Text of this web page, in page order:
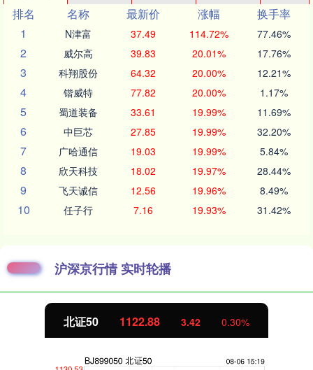
排名
名称 最新价 涨幅
换手率
1
N津富 37.49 114.72% 77.46%
2 威尔高 39.83 20.01% 17.76%
3 科翔股份 64.32 20.00% 12.21%
4 锴威特 77.82 20.00% 1.17%
5 蜀道装备 33.61 19.99% 11.69%
6 中巨芯 27.85 19.99% 32.20%
7 广哈通信 19.03 19.99% 5.84%
8 欣天科技 18.02 19.97% 28.44%
9 飞天诚信 12.56 19.96% 8.49%
10 任子行 7.16 19.93% 31.42%
沪深京行情 实时轮播
北证50 1122.88 3.42 0.30%